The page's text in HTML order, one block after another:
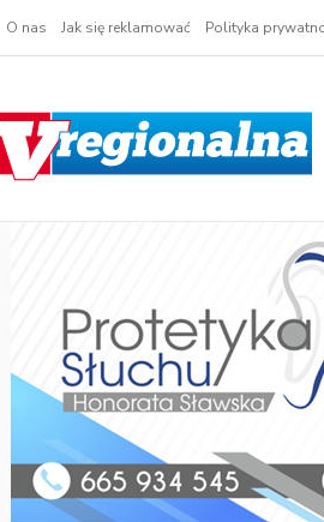
O nas Jak się reklamować Polityka